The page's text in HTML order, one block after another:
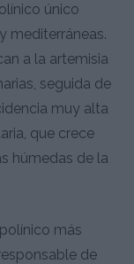
único
mediterráneas.
a la artemisia
seguida de
muy alta
que crece
húmedas de la
más
de